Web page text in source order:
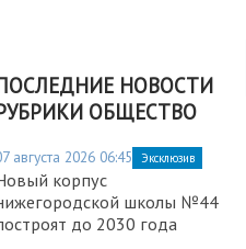
НОВОСТИ
ОБЩЕСТВО
августа 2026 06:45 Эксклюзив
корпус
школы №44
до 2030 года